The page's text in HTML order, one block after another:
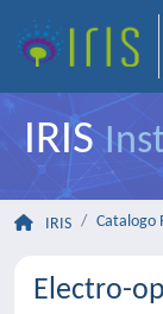
IRIS
IRIS Catalogo
Electro-